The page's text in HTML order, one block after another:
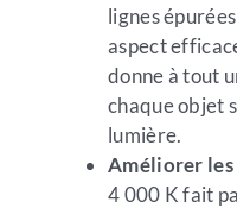
lignes
aspect
donne à tout
chaque objet
lumière.
Améliorer
4 000 K fait